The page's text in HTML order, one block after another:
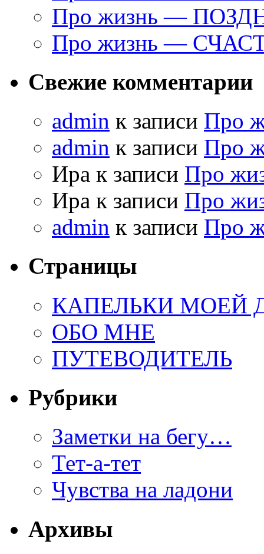
Про жизнь —
Про жизнь —
Свежие комментарии
admin к записи Про
admin к записи Про
Ира к записи Про
Ира к записи Про
admin к записи Про
Страницы
КАПЕЛЬКИ МОЕЙ
ОБО МНЕ
ПУТЕВОДИТЕЛЬ
Рубрики
Заметки на бегу…
Тет-а-тет
Чувства на ладони
Архивы